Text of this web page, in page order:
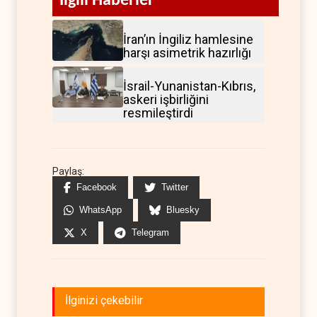
İran’ın İngiliz hamlesine
harşı asimetrik hazırlığı
İsrail-Yunanistan-Kıbrıs,
askeri işbirliğini
resmileştirdi
Paylaş:
Facebook Twitter
WhatsApp Bluesky
X Telegram
İlginizi çekebilir